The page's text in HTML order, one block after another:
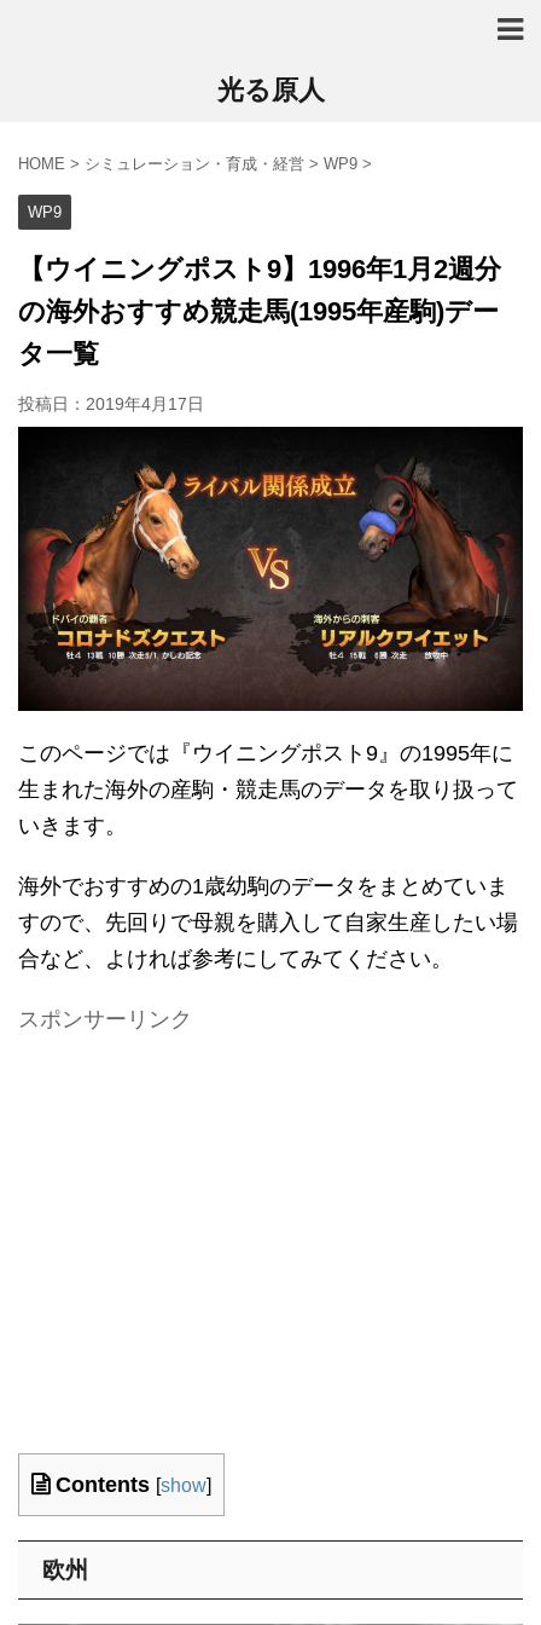
光る原人
HOME > シミュレーション・育成・経営 > WP9 >
WP9
【ウイニングポスト9】1996年1月2週分
の海外おすすめ競走馬(1995年産駒)デー
タ一覧
投稿日： 2019年4月17日
このページでは『ウイニングポスト9』の1995年に
生まれた海外の産駒・競走馬のデータを取り扱って
いきます。
海外でおすすめの1歳幼駒のデータをまとめていま
すので、先回りで母親を購入して自家生産したい場
合など、よければ参考にしてみてください。
スポンサーリンク
Contents [show]
欧州